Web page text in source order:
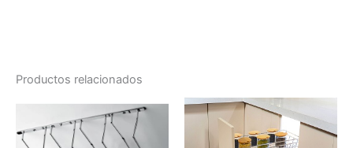
Productos relacionados